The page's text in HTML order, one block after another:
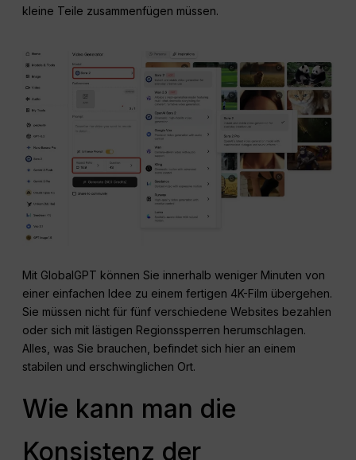
kleine Teile zusammenfügen müssen.
Mit GlobalGPT können Sie innerhalb weniger Minuten von
einer einfachen Idee zu einem fertigen 4K-Film übergehen.
Sie müssen nicht für fünf verschiedene Websites bezahlen
oder sich mit lästigen Regionssperren herumschlagen.
Alles, was Sie brauchen, befindet sich hier an einem
stabilen und erschwinglichen Ort.
Wie kann man die
Konsistenz der